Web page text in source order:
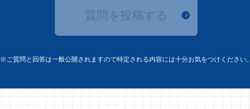
質問を投稿する
※ご質問と回答は一般公開されますので特定される内容には十分お気をつけください。